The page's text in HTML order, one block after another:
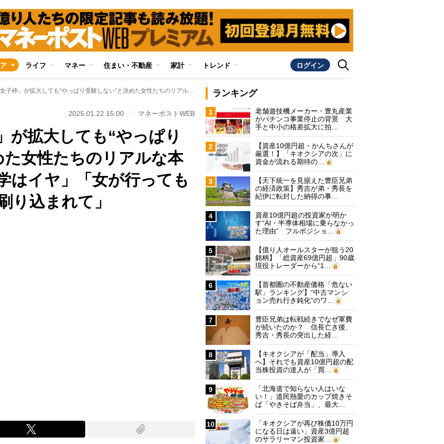
ライフ マネー 住まい・不動産 家計 トレンド ログイン
理工系の「女子枠」が拡大しても“やっぱり受験しない”と決めた女性たちのリアルな本音 「ほぼ男子大学はイヤ」「女が行っても仕方がないと親に刷り込まれて」
2025.01.22 15:00 マネーポストWEB
が拡大しても“やっぱり
女性たちのリアルな本
イヤ」「女が行っても
り込まれて」
ランキング
1
老舗遊技機メーカー・豊丸産業
がパチンコ事業停止の背景 大
手と中小の格差拡大に拍…
2
【資産10億円超・かんちさんが
厳選！】「キオクシアの次」に
資金が流れる期待の…
3
【天下統一を見据えた豊臣兄弟
の経済政策】秀吉が弟・秀長を
紀伊に転封した納得の事…
4
資産10億円超の投資家が明か
す“AI・半導体相場に乗らなかっ
た理由” フルポジショ…
5
【億り人オールスターが狙う20
銘柄】「総資産69億円超」90歳
現役トレーダーから“1…
6
【首都圏の不動産価格「危ない
駅」ランキング】“中古マンシ
ョン売れ行き鈍化”のワ…
7
豊臣兄弟は転戦続きでなぜ軍費
が続いたのか？ 信長亡き後、
秀吉・秀長の突出した経…
8
【キオクシアが「配当」導入
へ】それでも資産10億円超の配
当株投資の達人が「買…
9
「北海道で知らない人はいな
い！」道民熱愛のカップ焼きそ
ば「やきそば弁当」、最大…
10
「キオクシアが再び株価10万円
になる日は遠い」資産3億円超
のサラリーマン投資家…